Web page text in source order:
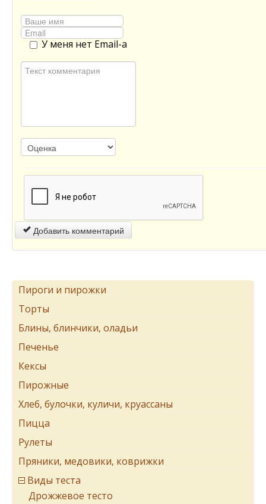
У меня нет Email-а
Добавить комментарий
Пироги и пирожки
Торты
Блины, блинчики, оладьи
Печенье
Кексы
Пирожные
Хлеб, булочки, куличи, круассаны
Пицца
Рулеты
Пряники, медовики, коврижки
Виды теста
Дрожжевое тесто